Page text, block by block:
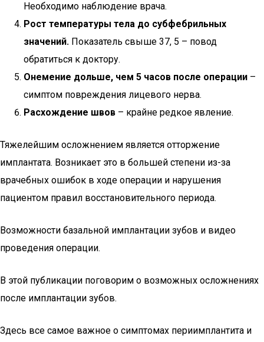
Необходимо наблюдение врача.
Рост температуры тела до субфебрильных
значений. Показатель свыше 37, 5 – повод
обратиться к доктору.
Онемение дольше, чем 5 часов после операции –
симптом повреждения лицевого нерва.
Расхождение швов – крайне редкое явление.
Тяжелейшим осложнением является отторжение
имплантата. Возникает это в большей степени из-за
врачебных ошибок в ходе операции и нарушения
пациентом правил восстановительного периода.
Возможности базальной имплантации зубов и видео
проведения операции.
В этой публикации поговорим о возможных осложнениях
после имплантации зубов.
Здесь все самое важное о симптомах периимплантита и